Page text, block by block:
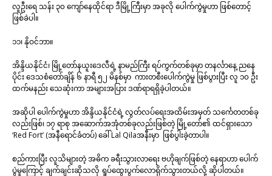
လူဦးရေ သန်း ၃၀ ကျော်နေထိုင်ရာ ဒီမြို့ကြီးမှာ အခုလို ပေါက်ကွဲမှုဟာ ဖြစ်တောင့်
ဖြစ်ခဲပါ။
၁၁၊ နိုဝင်ဘာ။
အိန္ဒိယနိုင်ငံ၊ မြို့တော်နယူးဒေလီရဲ့ နာမည်ကြီး ရပ်ကွက်တစ်ခုမှာ တနင်္လာနေ့ ညနေ
ပိုင်း ဒေသစံတော်ချိန် ၆ နာရီ ၅၂ မိနစ်မှာ ကားတစီးပေါက်ကွဲမှု ဖြစ်ပွားပြီး လူ ၁၀ ဦး
ထက်မနည်း သေဆုံးကာ အများအပြား ဒဏ်ရာရရှိခဲ့ပါတယ်။
အဆိုပါ ပေါက်ကွဲမှုဟာ အိန္ဒိယနိုင်ငံရဲ့ လွတ်လပ်ရေးအထိမ်းအမှတ် သင်္ကေတတစ်ခု
လည်းဖြစ်၊ ၁၇ ရာစု အဆောက်အအုံတစ်ခုလည်းဖြစ်တဲ့ မြို့တော်၏ ထင်ရှားသော
‘Red Fort’ (အနီရောင်ခံတပ်) ခေါ် Lal Qilaအနီးမှာ ဖြစ်ပွါးခဲ့တာပါ။
စည်ကားပြီး လူသိများတဲ့ အဓိက ခရီးသွားလာရေး ဗဟိုချက်ဖြစ်တဲ့ နေရာဟာ ပေါက်
ပွဲမှုကြောင့် ချက်ချင်းဆိုသလို ရှုပ်ထွေးပွက်လောရိုက်သွားတယ်လို့ ဆိုပါတယ်။